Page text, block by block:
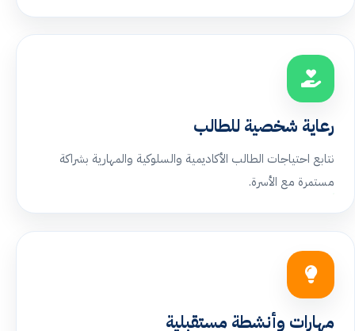
رعاية شخصية للطالب
نتابع احتياجات الطالب الأكاديمية والسلوكية والمهارية بشراكة
مستمرة مع الأسرة.
مهارات وأنشطة مستقبلية